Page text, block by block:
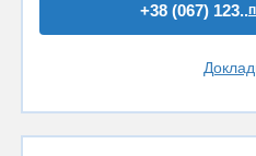
+38 (067) 123..